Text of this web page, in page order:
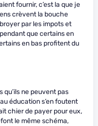
fournir, c’est la que je
crèvent la bouche
par les impots et
que certains en
en bas profitent du
qu’ils ne peuvent pas
éducation s’en foutent
chier de payer pour eux,
le même schéma,